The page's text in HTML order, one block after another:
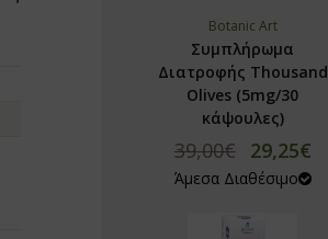
Botanic Art
Συμπλήρωμα
Διατροφής Thousand
Olives (5mg/30
κάψουλες)
39,00€ 29,25€
Άμεσα Διαθέσιμο